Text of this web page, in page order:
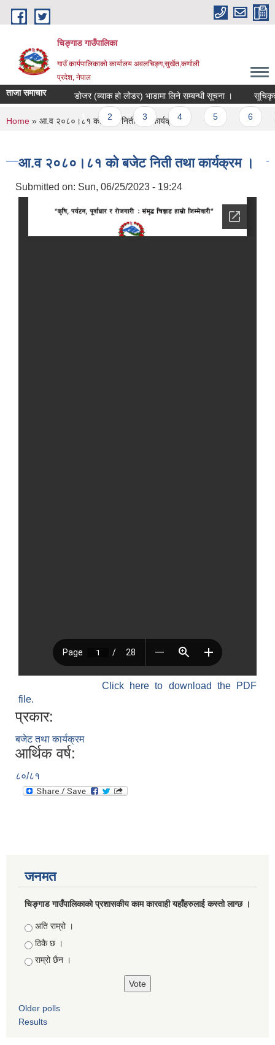
Skip to main content
चिङ्गाड गाउँपालिका
गाउँ कार्यपालिकाको कार्यालय अवलचिङ्ग,सुर्खेत,कर्णाली
प्रदेश, नेपाल
ताजा समाचार डोजर (ब्याक हो लोडर) भाडामा लिने सम्बन्धी सूचना । सूचिकृत
Pages
1 2 3 4
You are here
Home » आ.व २०८०।८१ काे बजेट निती तथा कार्यक्रम ।
आ.व २०८०।८१ काे बजेट निती तथा कार्यक्रम ।
Submitted on: Sun, 06/25/2023 - 19:24
Click here to download the PDF
file.
प्रकार:
बजेट तथा कार्यक्रम
आर्थिक वर्ष:
८०/८१
जनमत
चिङ्गाड गाउँपालिकाको प्रशासकीय काम कारवाही यहाँहरुलाई कस्तो लाग्छ ।
Choices
अति राम्रो ।
ठिकै छ ।
राम्रो छैन ।
Older polls
Results